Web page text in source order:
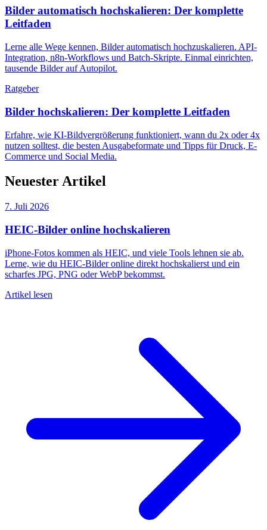
Bilder automatisch hochskalieren: Der komplette
Leitfaden
Lerne alle Wege kennen, Bilder automatisch hochzuskalieren. API-
Integration, n8n-Workflows und Batch-Skripte. Einmal einrichten,
tausende Bilder auf Autopilot.
Ratgeber
Bilder hochskalieren: Der komplette Leitfaden
Erfahre, wie KI-Bildvergrößerung funktioniert, wann du 2x oder 4x
nutzen solltest, die besten Ausgabeformate und Tipps für Druck, E-
Commerce und Social Media.
Neuester Artikel
7. Juli 2026
HEIC-Bilder online hochskalieren
iPhone-Fotos kommen als HEIC, und viele Tools lehnen sie ab.
Lerne, wie du HEIC-Bilder online direkt hochskalierst und ein
scharfes JPG, PNG oder WebP bekommst.
Artikel lesen